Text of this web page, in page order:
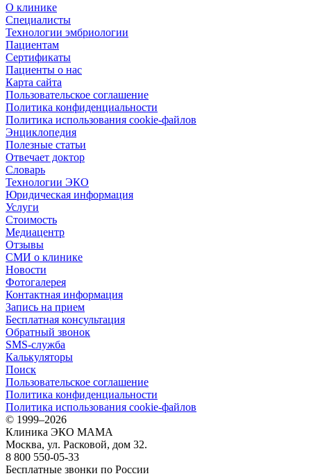
О клинике
Специалисты
Технологии эмбриологии
Пациентам
Сертификаты
Пациенты о нас
Карта сайта
Пользовательское соглашение
Политика конфиденциальности
Политика использования cookie-файлов
Энциклопедия
Полезные статьи
Отвечает доктор
Словарь
Технологии ЭКО
Юридическая информация
Услуги
Стоимость
Медиацентр
Отзывы
СМИ о клинике
Новости
Фотогалерея
Контактная информация
Запись на прием
Бесплатная консультация
Обратный звонок
SMS-служба
Калькуляторы
Поиск
Пользовательское соглашение
Политика конфиденциальности
Политика использования cookie-файлов
© 1999–2026
Клиника ЭКО МАМА
Москва, ул. Расковой, дом 32.
8 800 550-05-33
Бесплатные звонки по России